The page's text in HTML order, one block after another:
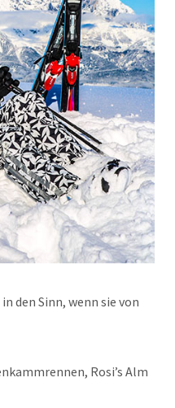
den Sinn, wenn sie von
Rosi’s Alm